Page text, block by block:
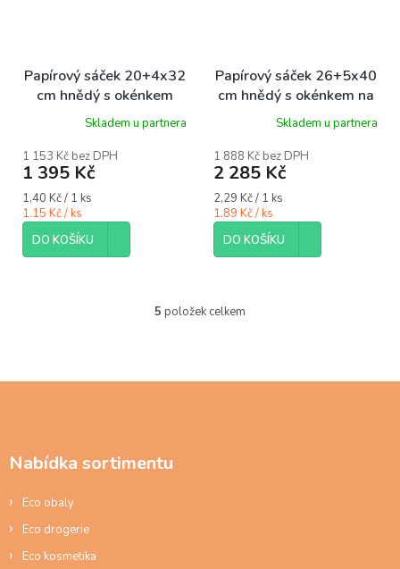
Papírový sáček 20+4x32
cm hnědý s okénkem
krt/1000 ks
Skladem u partnera
1 153 Kč bez DPH
1 395 Kč
Měrná
cena:
1,40 Kč / 1 ks
1.15 Kč / ks
DO KOŠÍKU
Papírový sáček 26+5x40
cm hnědý s okénkem na
chleba krt/1000 ks
Skladem u partnera
1 888 Kč bez DPH
2 285 Kč
Měrná
cena:
2,29 Kč / 1 ks
1.89 Kč / ks
DO KOŠÍKU
O
d
5 položek celkem
Nabídka sortimentu
Eco obaly
Eco drogerie
Eco kosmetika